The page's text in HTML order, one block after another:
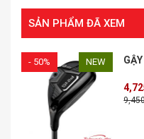
SẢN PHẨM ĐÃ XEM
- 50% NEW